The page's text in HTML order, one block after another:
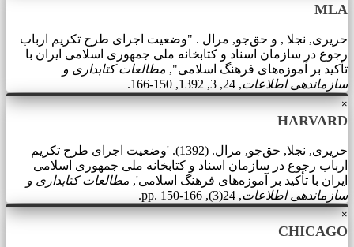
MLA
حریری, نجلا , و حق‌جو, مرال . "وضعیت اجرای طرح تکریم ارباب
رجوع در سازمان اسناد و کتابخانه ملی جمهوری اسلامی ایران با
تأکید بر آموزه‌‌های فرهنگ اسلامی", مطالعات کتابداری و
سازماندهی اطلاعات, 24, 3, 1392, 150-166.
×
HARVARD
حریری, نجلا, حق‌جو, مرال. (1392). 'وضعیت اجرای طرح تکریم
ارباب رجوع در سازمان اسناد و کتابخانه ملی جمهوری اسلامی
ایران با تأکید بر آموزه‌‌های فرهنگ اسلامی', مطالعات کتابداری و
سازماندهی اطلاعات, 24(3), pp. 150-166.
×
CHICAGO